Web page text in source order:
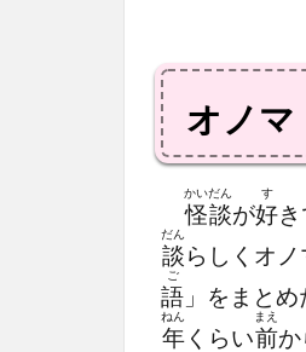
オノマ
怪
かい
談
だん
が好
す
き
談
だん
らしくオ
語
ご
」をまとめ
年
ねん
くらい前
まえ